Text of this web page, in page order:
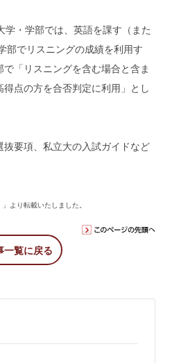
・学部では、英語を課す（また
部でリスニングの成績を利用す
「リスニングを含む場合と含ま
点の方を合否判定に利用」とし
要項、私立大の入試ガイドなど
より転載いたしました。
一覧に戻る